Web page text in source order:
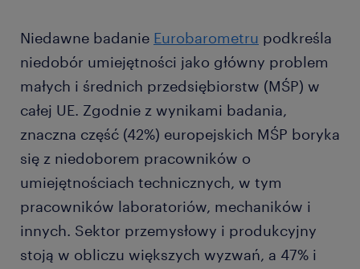
Niedawne badanie Eurobarometru podkreśla
niedobór umiejętności jako główny problem
małych i średnich przedsiębiorstw (MŚP) w
całej UE. Zgodnie z wynikami badania,
znaczna część (42%) europejskich MŚP boryka
się z niedoborem pracowników o
umiejętnościach technicznych, w tym
pracowników laboratoriów, mechaników i
innych. Sektor przemysłowy i produkcyjny
stoją w obliczu większych wyzwań, a 47% i